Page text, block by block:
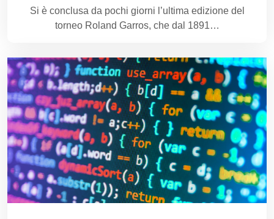
Si è conclusa da pochi giorni l’ultima edizione del
torneo Roland Garros, che dal 1891…